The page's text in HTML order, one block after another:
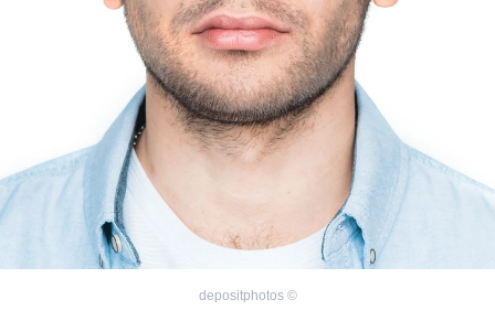
©
depositphotos